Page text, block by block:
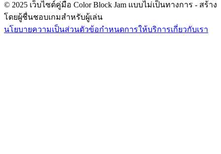
© 2025 เว็บไซต์คู่มือ Color Block Jam แบบไม่เป็นทางการ - สร้าง
โดยผู้ชื่นชอบเกมสำหรับผู้เล่น
นโยบายความเป็นส่วนตัวข้อกำหนดการให้บริการเกี่ยวกับเรา